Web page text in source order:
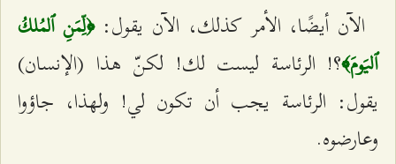
الآن أيضًا، الأمر كذلك، الآن يقول:﴿لِّمَنِ ٱلمُلكُ
ٱليَومَ﴾؟! الرئاسة ليست لك! لكنّ هذا (الإنسان)
يقول: الرئاسة يجب أن تكون لي! ولهذا، جاؤوا
وعارضوه.